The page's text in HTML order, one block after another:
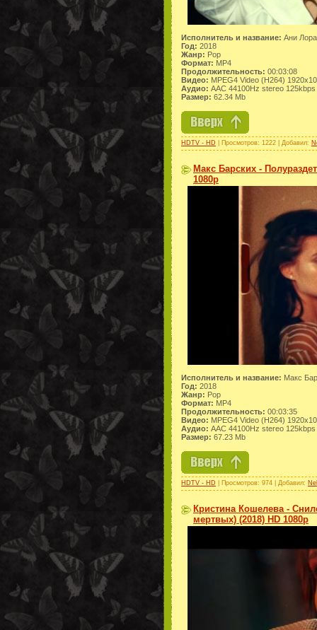
Исполнитель и название: Ани
Год: 2018
Жанр: Pop
Формат: MP4
Продолжительность: 00:03:08
Видео: MPEG4 Video (H264)
Аудио: AAC 44100Hz stereo 125kbps
Размер: 62.34 Mb
HDTV - HD | Просмотров: 1222 | Добавил:
Макс Барских -
1080p
Исполнитель и название: Макс
Год: 2018
Жанр: Pop
Формат: MP4
Продолжительность: 00:03:35
Видео: MPEG4 Video (H264)
Аудио: AAC 44100Hz stereo 125kbps
Размер: 67.23 Mb
HDTV - HD | Просмотров: 974 | Добавил:
Кристина Кошелева -
мертвых) (2018) HD 1080p